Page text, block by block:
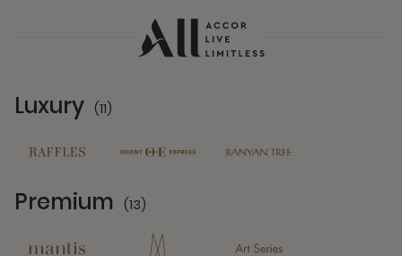
Luxury (11)
Premium (13)